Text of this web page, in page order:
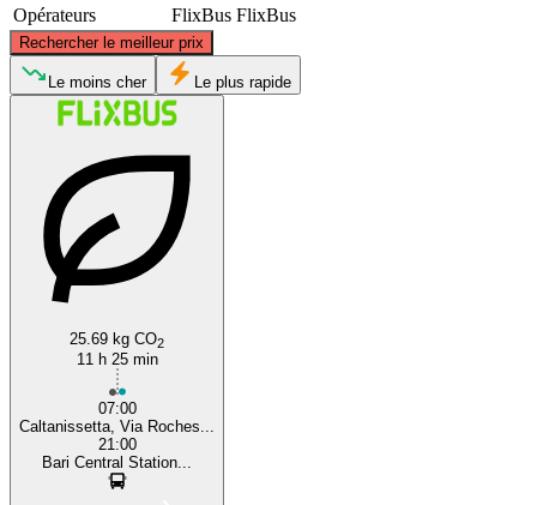
Opérateurs
FlixBus FlixBus
Rechercher le meilleur prix
©CARTO
Le moins cher Le plus rapide
25.69 kg CO2
11 h 25 min
07:00
Caltanissetta, Via Roches...
21:00
Bari Central Station...